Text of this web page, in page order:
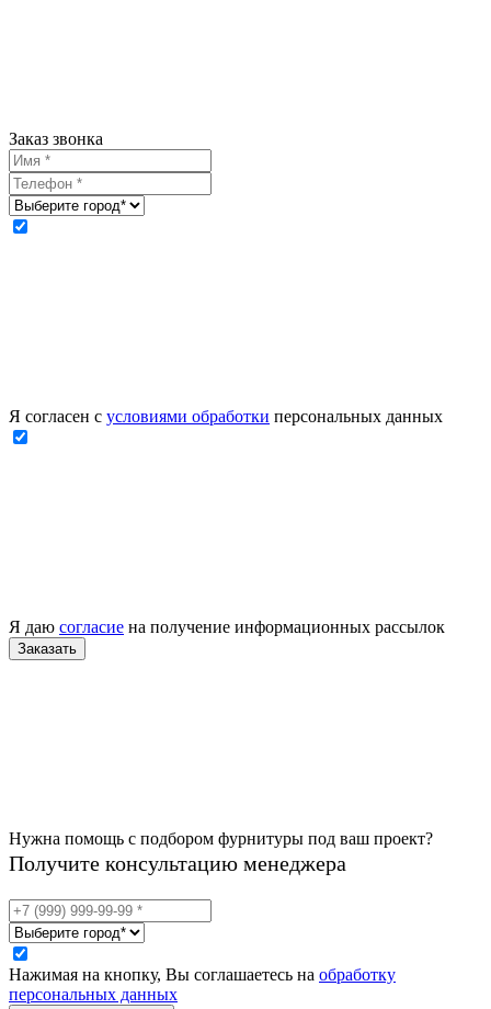
Заказ звонка
Я согласен с условиями обработки персональных данных
Я даю согласие на получение информационных рассылок
Нужна помощь с подбором фурнитуры под ваш проект?
Получите консультацию менеджера
Нажимая на кнопку, Вы соглашаетесь на обработку
персональных данных